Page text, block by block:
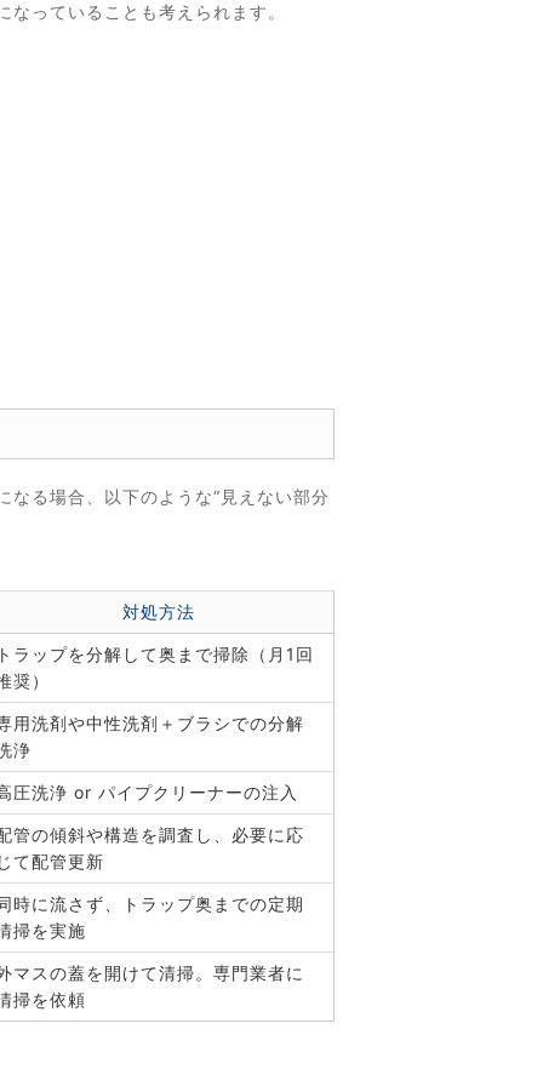
っていることも考えられます。
る場合、以下のような“見えない部分
対処方法
ラップを分解して奥まで掃除（月1回
奨）
用洗剤や中性洗剤＋ブラシでの分解
浄
圧洗浄 or パイプクリーナーの注入
管の傾斜や構造を調査し、必要に応
て配管更新
時に流さず、トラップ奥までの定期
掃を実施
マスの蓋を開けて清掃。専門業者に
掃を依頼